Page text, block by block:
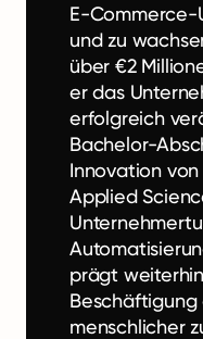
E-Commerce-
und zu
über €2
er das
erfolgreich
Bachelor-
Innovation
Applied
prägt
menschlicher